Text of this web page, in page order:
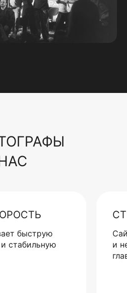
быструю
стабильную
и